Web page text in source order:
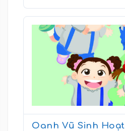
Oanh Vũ Sinh Hoạt